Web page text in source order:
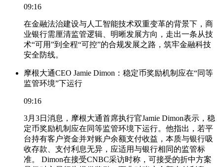
09:16
在金融法治建设与人工智能技术双重变革的背景下，商
业银行需厘清监管逻辑、明晰发展方向，走出一条从技
术“可用”到全程“可控”的合规发展之路，筑牢金融科技
安全防线。
摩根大通CEO Jamie Dimon：稳定币奖励机制应在“同等
监管环境”下运行
09:16
3月3日消息，摩根大通首席执行官Jamie Dimon表示，稳
定币奖励机制应在同等监管环境下运行。他指出，若平
台持有客户资金并对账户余额支付收益，本质与银行吸
收存款、支付利息无异，应适用与银行相同的监管标
准。 Dimon在接受CNBC采访时称，可接受的折中方案